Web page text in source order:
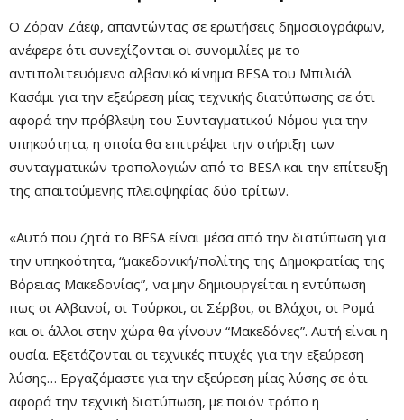
Ο Ζόραν Ζάεφ, απαντώντας σε ερωτήσεις δημοσιογράφων,
ανέφερε ότι συνεχίζονται οι συνομιλίες με το
αντιπολιτευόμενο αλβανικό κίνημα BESA του Μπιλιάλ
Κασάμι για την εξεύρεση μίας τεχνικής διατύπωσης σε ότι
αφορά την πρόβλεψη του Συνταγματικού Νόμου για την
υπηκοότητα, η οποία θα επιτρέψει την στήριξη των
συνταγματικών τροπολογιών από το BESA και την επίτευξη
της απαιτούμενης πλειοψηφίας δύο τρίτων.
«Αυτό που ζητά το BESA είναι μέσα από την διατύπωση για
την υπηκοότητα, “μακεδονική/πολίτης της Δημοκρατίας της
Βόρειας Μακεδονίας”, να μην δημιουργείται η εντύπωση
πως οι Αλβανοί, οι Τούρκοι, οι Σέρβοι, οι Βλάχοι, οι Ρομά
και οι άλλοι στην χώρα θα γίνουν “Μακεδόνες”. Αυτή είναι η
ουσία. Εξετάζονται οι τεχνικές πτυχές για την εξεύρεση
λύσης… Εργαζόμαστε για την εξεύρεση μίας λύσης σε ότι
αφορά την τεχνική διατύπωση, με ποιόν τρόπο η